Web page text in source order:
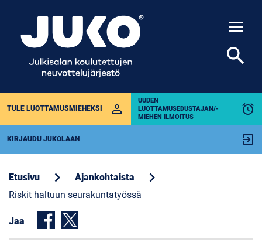
TULE LUOTTAMUSMIEHEKSI perm_identity
UUDEN
LUOTTAMUSEDUSTAJAN/-
MIEHEN ILMOITUS
alarm
KIRJAUDU JUKOLAAN exit_to_app
search
Etusivu chevron_right Ajankohtaista chevron_right
Riskit haltuun seurakuntatyössä
Jaa